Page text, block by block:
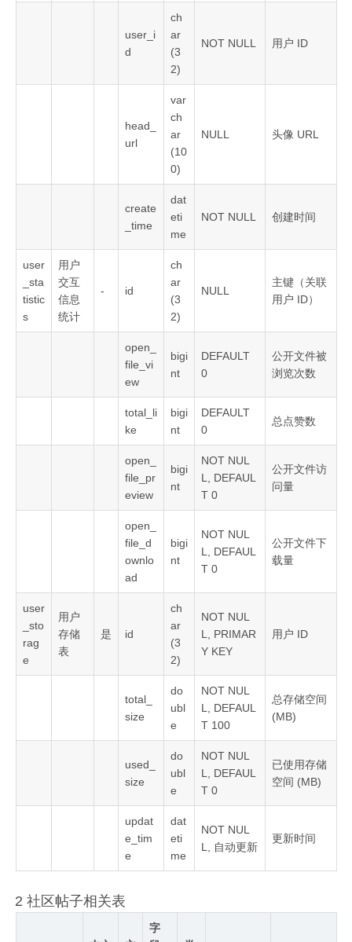
user_i
d
ch
ar
(3
2)
NOT NULL 用户 ID
head_
url
var
ch
ar
(10
0)
NULL 头像 URL
create
_time
dat
eti
me
NOT NULL 创建时间
user
_sta
tistic
s
用户
交互
信息
统计
- id
ch
ar
(3
2)
NULL
主键（关联
用户 ID）
open_
file_vi
ew
bigi
nt
DEFAULT
0
公开文件被
浏览次数
total_li
ke
bigi
nt
DEFAULT
0
总点赞数
open_
file_pr
eview
bigi
nt
NOT NUL
L, DEFAUL
T 0
公开文件访
问量
open_
file_d
ownlo
ad
bigi
nt
NOT NUL
L, DEFAUL
T 0
公开文件下
载量
user
_sto
rag
e
用户
存储
表
是 id
ch
ar
(3
2)
NOT NUL
L, PRIMAR
Y KEY
用户 ID
total_
size
do
ubl
e
NOT NUL
L, DEFAUL
T 100
总存储空间
(MB)
used_
size
do
ubl
e
NOT NUL
L, DEFAUL
T 0
已使用存储
空间 (MB)
updat
e_tim
e
dat
eti
me
NOT NUL
L, 自动更新
更新时间
2 社区帖子相关表
字